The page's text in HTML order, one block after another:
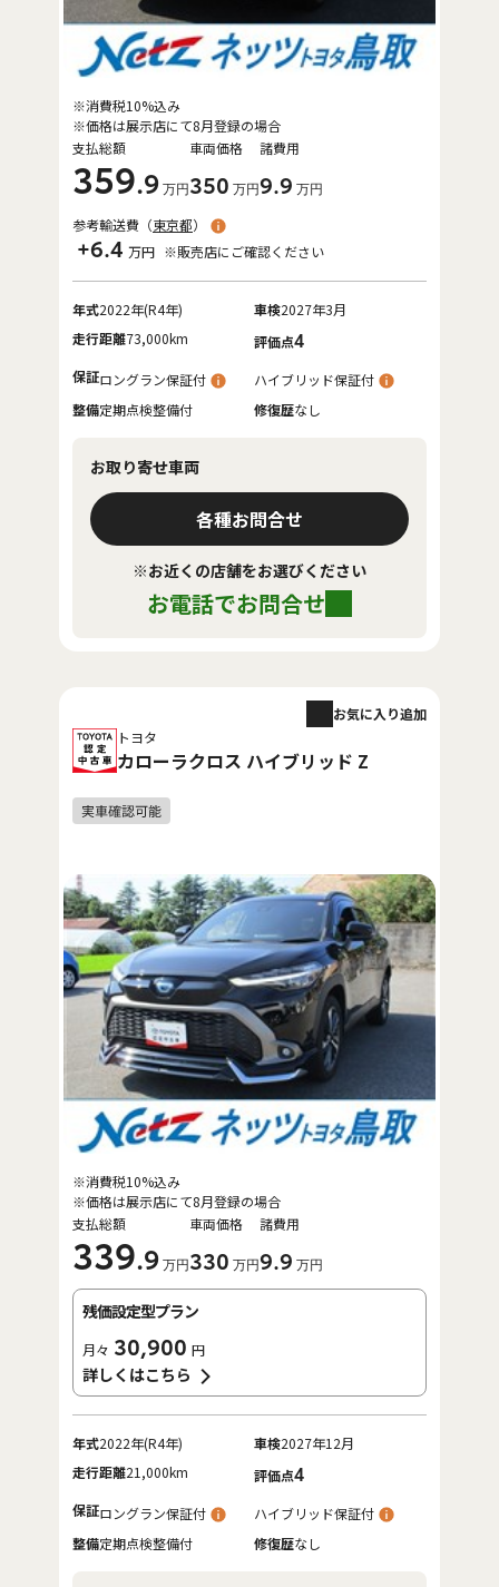
支払総額
359.9 万円
車両価格
350 万円
諸費用
9.9 万円
※消費税10%込み
※価格は展示店にて8月登録の場合
参考輸送費（東京都）
+6.4 万円 ※販売店にご確認ください
年式2022年(R4年) 車検2027年3月
走行距離73,000km 評価点4
保証ロングラン保証付
ハイブリッド保証付
整備定期点検整備付 修復歴なし
お取り寄せ車両
各種お問合せ
※お近くの店舗をお選びください
お電話でお問合せ
トヨタ
カローラクロス ハイブリッド Z
お気に入り追加
支払総額
339.9 万円
車両価格
330 万円
諸費用
9.9 万円
※消費税10%込み
※価格は展示店にて8月登録の場合
残価設定型プラン
月々 30,900 円
詳しくはこちら
年式2022年(R4年) 車検2027年12月
走行距離21,000km 評価点4
保証ロングラン保証付
ハイブリッド保証付
整備定期点検整備付 修復歴なし